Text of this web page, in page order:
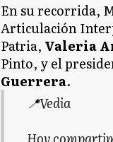
En su recorrida,
Articulación
Patria, Valeria
Pinto, y el
Guerrera.
📍Vedia